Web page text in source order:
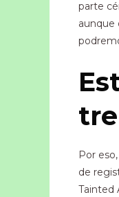
parte
aunque
Por
de
Tainted